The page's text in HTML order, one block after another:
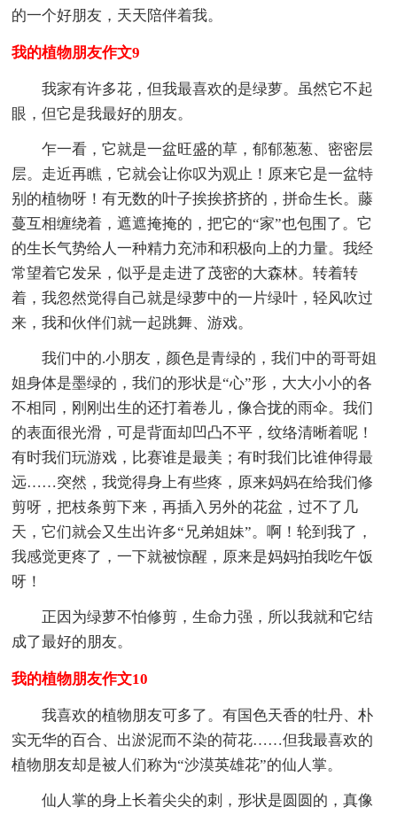
的一个好朋友，天天陪伴着我。
我的植物朋友作文9
我家有许多花，但我最喜欢的是绿萝。虽然它不起
眼，但它是我最好的朋友。
乍一看，它就是一盆旺盛的草，郁郁葱葱、密密层
层。走近再瞧，它就会让你叹为观止！原来它是一盆特
别的植物呀！有无数的叶子挨挨挤挤的，拼命生长。藤
蔓互相缠绕着，遮遮掩掩的，把它的“家”也包围了。它
的生长气势给人一种精力充沛和积极向上的力量。我经
常望着它发呆，似乎是走进了茂密的大森林。转着转
着，我忽然觉得自己就是绿萝中的一片绿叶，轻风吹过
来，我和伙伴们就一起跳舞、游戏。
我们中的.小朋友，颜色是青绿的，我们中的哥哥姐
姐身体是墨绿的，我们的形状是“心”形，大大小小的各
不相同，刚刚出生的还打着卷儿，像合拢的雨伞。我们
的表面很光滑，可是背面却凹凸不平，纹络清晰着呢！
有时我们玩游戏，比赛谁是最美；有时我们比谁伸得最
远……突然，我觉得身上有些疼，原来妈妈在给我们修
剪呀，把枝条剪下来，再插入另外的花盆，过不了几
天，它们就会又生出许多“兄弟姐妹”。啊！轮到我了，
我感觉更疼了，一下就被惊醒，原来是妈妈拍我吃午饭
呀！
正因为绿萝不怕修剪，生命力强，所以我就和它结
成了最好的朋友。
我的植物朋友作文10
我喜欢的植物朋友可多了。有国色天香的牡丹、朴
实无华的百合、出淤泥而不染的荷花……但我最喜欢的
植物朋友却是被人们称为“沙漠英雄花”的仙人掌。
仙人掌的身上长着尖尖的刺，形状是圆圆的，真像